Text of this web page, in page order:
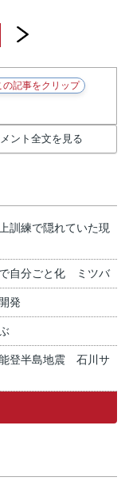
next
ント全文を見る
訓練で隠れていた現
自分ごと化 ミツバ
発
登半島地震 石川サ